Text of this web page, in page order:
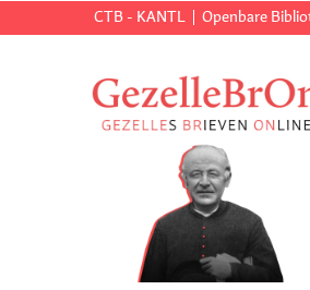
CTB - KANTL Openbare